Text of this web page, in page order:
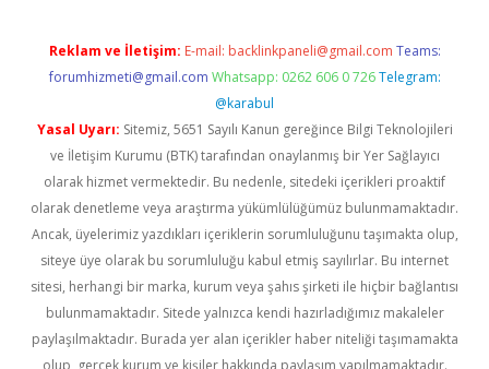
Reklam ve İletişim: E-mail: backlinkpaneli@gmail.com Teams:
forumhizmeti@gmail.com Whatsapp: 0262 606 0 726 Telegram:
@karabul
Yasal Uyarı: Sitemiz, 5651 Sayılı Kanun gereğince Bilgi Teknolojileri
ve İletişim Kurumu (BTK) tarafından onaylanmış bir Yer Sağlayıcı
olarak hizmet vermektedir. Bu nedenle, sitedeki içerikleri proaktif
olarak denetleme veya araştırma yükümlülüğümüz bulunmamaktadır.
Ancak, üyelerimiz yazdıkları içeriklerin sorumluluğunu taşımakta olup,
siteye üye olarak bu sorumluluğu kabul etmiş sayılırlar. Bu internet
sitesi, herhangi bir marka, kurum veya şahıs şirketi ile hiçbir bağlantısı
bulunmamaktadır. Sitede yalnızca kendi hazırladığımız makaleler
paylaşılmaktadır. Burada yer alan içerikler haber niteliği taşımamakta
olup, gerçek kurum ve kişiler hakkında paylaşım yapılmamaktadır.